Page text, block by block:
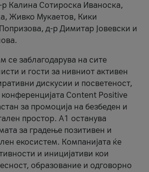
Калина Сотироска Иваноска,
Живко Мукаетов, Кики
д-р Димитар Јовевски и
се заблагодарува на сите
и гости за нивниот активен
дискусии и посветеност,
конференцијата Content Positive
за промоција на безбеден и
простор. А1 останува
за градење позитивен и
екосистем. Компанијата ќе
и иницијативи кои
образование и одговорно